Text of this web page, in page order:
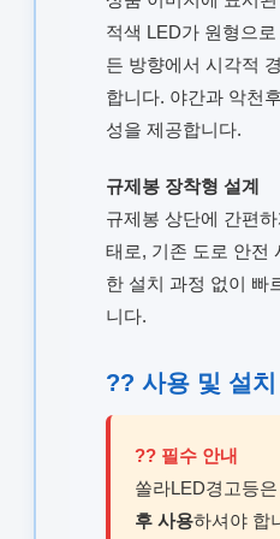
적색 LED가 원형으
든 방향에서 시각적
합니다. 야간과 악천
성을 제공합니다.
규제봉 장착형 설계
규제봉 상단에 간편
태로, 기존 도로 안전
한 설치 과정 없이 빠
니다.
?? 사용 및 설
?? 필수 안내
쏠라LED경고등은
후 사용하셔야 합